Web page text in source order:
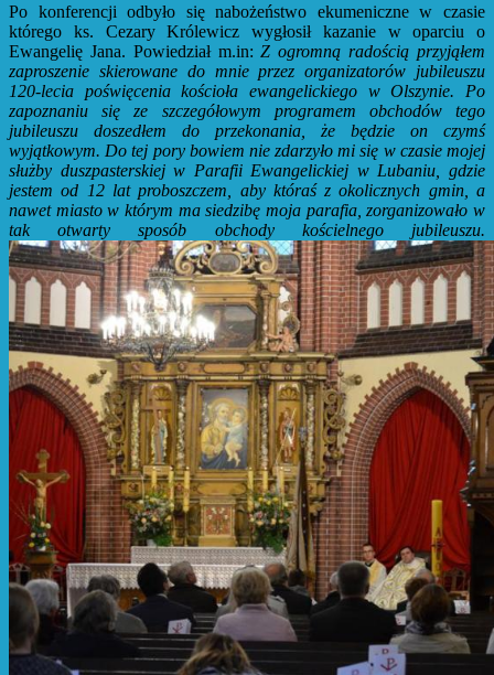
Po konferencji odbyło się nabożeństwo ekumeniczne w czasie
którego ks. Cezary Królewicz wygłosił kazanie w oparciu o
Ewangelię Jana. Powiedział m.in:Z ogromną radością przyjąłem
zaproszenie skierowane do mnie przez organizatorów jubileuszu
120-lecia poświęcenia kościoła ewangelickiego w Olszynie. Po
zapoznaniu się ze szczegółowym programem obchodów tego
jubileuszu doszedłem do przekonania, że będzie on czymś
wyjątkowym. Do tej pory bowiem nie zdarzyło mi się w czasie mojej
służby duszpasterskiej w Parafii Ewangelickiej w Lubaniu, gdzie
jestem od 12 lat proboszczem, aby któraś z okolicznych gmin, a
nawet miasto w którym ma siedzibę moja parafia, zorganizowało w
tak otwarty sposób obchody kościelnego jubileuszu.